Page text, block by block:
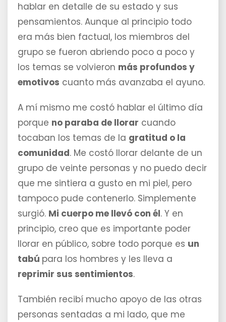
hablar en detalle de su estado y sus
pensamientos. Aunque al principio todo
era más bien factual, los miembros del
grupo se fueron abriendo poco a poco y
los temas se volvieron más profundos y
emotivos cuanto más avanzaba el ayuno.
A mí mismo me costó hablar el último día
porque no paraba de llorar cuando
tocaban los temas de la gratitud o la
comunidad. Me costó llorar delante de un
grupo de veinte personas y no puedo decir
que me sintiera a gusto en mi piel, pero
tampoco pude contenerlo. Simplemente
surgió. Mi cuerpo me llevó con él. Y en
principio, creo que es importante poder
llorar en público, sobre todo porque es un
tabú para los hombres y les lleva a
reprimir sus sentimientos.
También recibí mucho apoyo de las otras
personas sentadas a mi lado, que me